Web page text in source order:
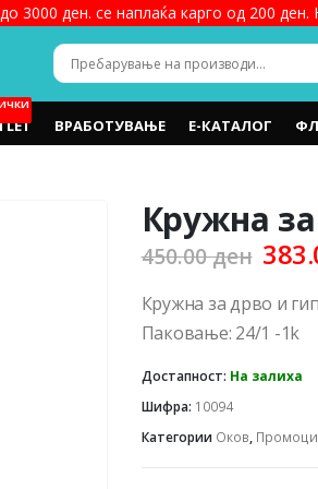
3000 ден. се наплаќа карго од 200 ден.
ВРАБОТУВАЊЕ Е-КАТАЛОГ
Кружна
450.00ден
was:
Кружна за дрво и
Паковање: 24/1 -1k
Достапност: На залиха
Шифра: 10094
Категории Оков,